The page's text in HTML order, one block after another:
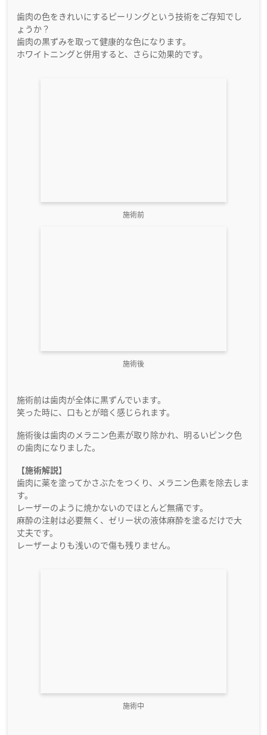
歯肉の色をきれいにするピーリングという技術をご存知でし
ょうか？
歯肉の黒ずみを取って健康的な色になります。
ホワイトニングと併用すると、さらに効果的です。
施術前
施術後
施術前は歯肉が全体に黒ずんでいます。
笑った時に、口もとが暗く感じられます。
施術後は歯肉のメラニン色素が取り除かれ、明るいピンク色
の歯肉になりました。
【施術解説】
歯肉に薬を塗ってかさぶたをつくり、メラニン色素を除去しま
す。
レーザーのように焼かないのでほとんど無痛です。
麻酔の注射は必要無く、ゼリー状の液体麻酔を塗るだけで大
丈夫です。
レーザーよりも浅いので傷も残りません。
施術中